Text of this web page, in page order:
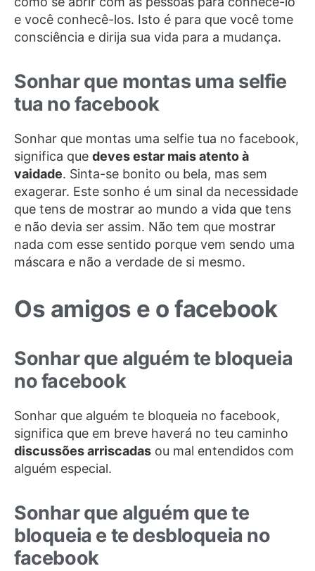
e você conhecê-los. Isto é para que você tome
consciência e dirija sua vida para a mudança.
Sonhar que montas uma selfie
tua no facebook
Sonhar que montas uma selfie tua no facebook,
significa que deves estar mais atento à
vaidade. Sinta-se bonito ou bela, mas sem
exagerar. Este sonho é um sinal da necessidade
que tens de mostrar ao mundo a vida que tens
e não devia ser assim. Não tem que mostrar
nada com esse sentido porque vem sendo uma
máscara e não a verdade de si mesmo.
Os amigos e o facebook
Sonhar que alguém te bloqueia
no facebook
Sonhar que alguém te bloqueia no facebook,
significa que em breve haverá no teu caminho
discussões arriscadas ou mal entendidos com
alguém especial.
Sonhar que alguém que te
bloqueia e te desbloqueia no
facebook